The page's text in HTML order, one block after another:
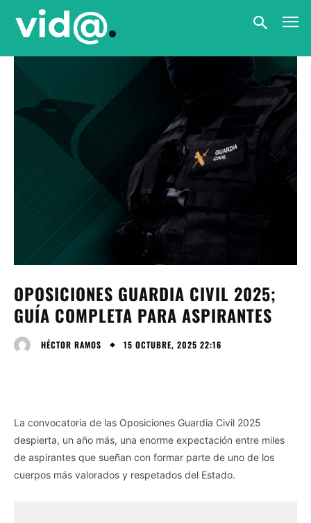
OPOSICIONES GUARDIA CIVIL 2025;
GUÍA COMPLETA PARA ASPIRANTES
HÉCTOR RAMOS 15 OCTUBRE, 2025 22:16
La convocatoria de las Oposiciones Guardia Civil 2025
despierta, un año más, una enorme expectación entre miles
de aspirantes que sueñan con formar parte de uno de los
cuerpos más valorados y respetados del Estado.